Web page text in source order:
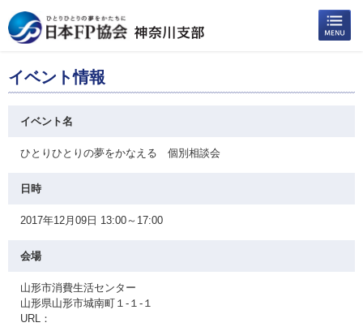
イベント情報
イベント名
ひとりひとりの夢をかなえる 個別相談会
日時
2017年12月09日 13:00～17:00
会場
山形市消費生活センター
山形県山形市城南町１-１-１
URL：